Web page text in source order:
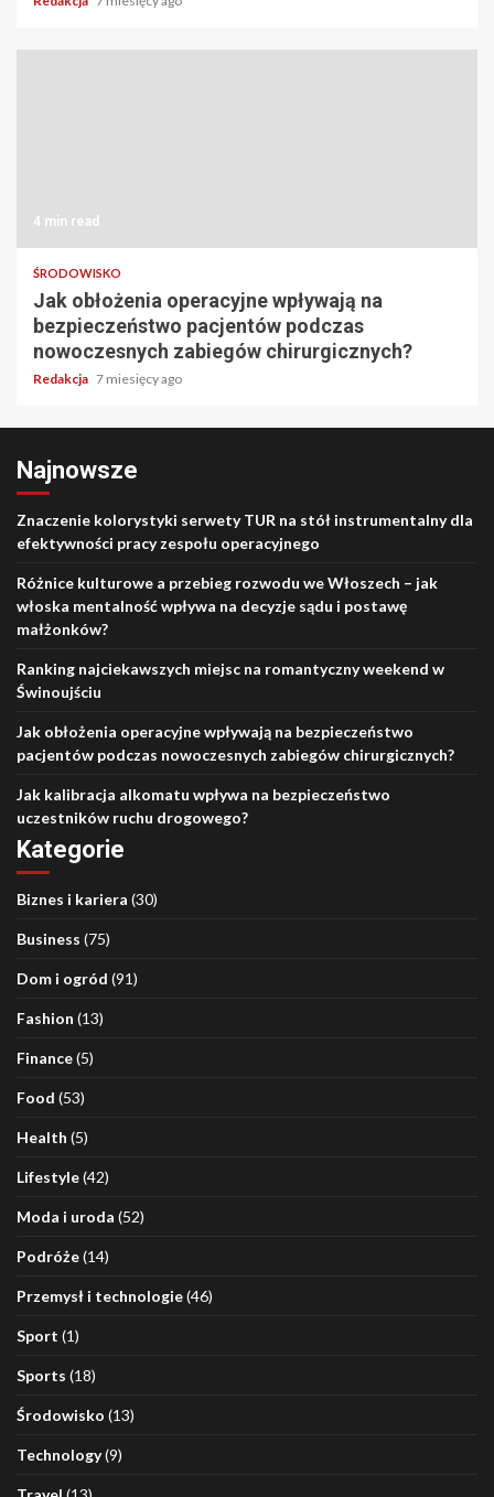
4 min read
ŚRODOWISKO
Jak obłożenia operacyjne wpływają na
bezpieczeństwo pacjentów podczas
nowoczesnych zabiegów chirurgicznych?
Redakcja 7 miesięcy ago
Najnowsze
Znaczenie kolorystyki serwety TUR na stół instrumentalny dla
efektywności pracy zespołu operacyjnego
Różnice kulturowe a przebieg rozwodu we Włoszech – jak
włoska mentalność wpływa na decyzje sądu i postawę
małżonków?
Ranking najciekawszych miejsc na romantyczny weekend w
Świnoujściu
Jak obłożenia operacyjne wpływają na bezpieczeństwo
pacjentów podczas nowoczesnych zabiegów chirurgicznych?
Jak kalibracja alkomatu wpływa na bezpieczeństwo
uczestników ruchu drogowego?
Kategorie
Biznes i kariera (30)
Business (75)
Dom i ogród (91)
Fashion (13)
Finance(5)
Food (53)
Health (5)
Lifestyle(42)
Moda i uroda (52)
Podróże(14)
Przemysł i technologie(46)
Sport (1)
Sports (18)
Środowisko (13)
Technology(9)